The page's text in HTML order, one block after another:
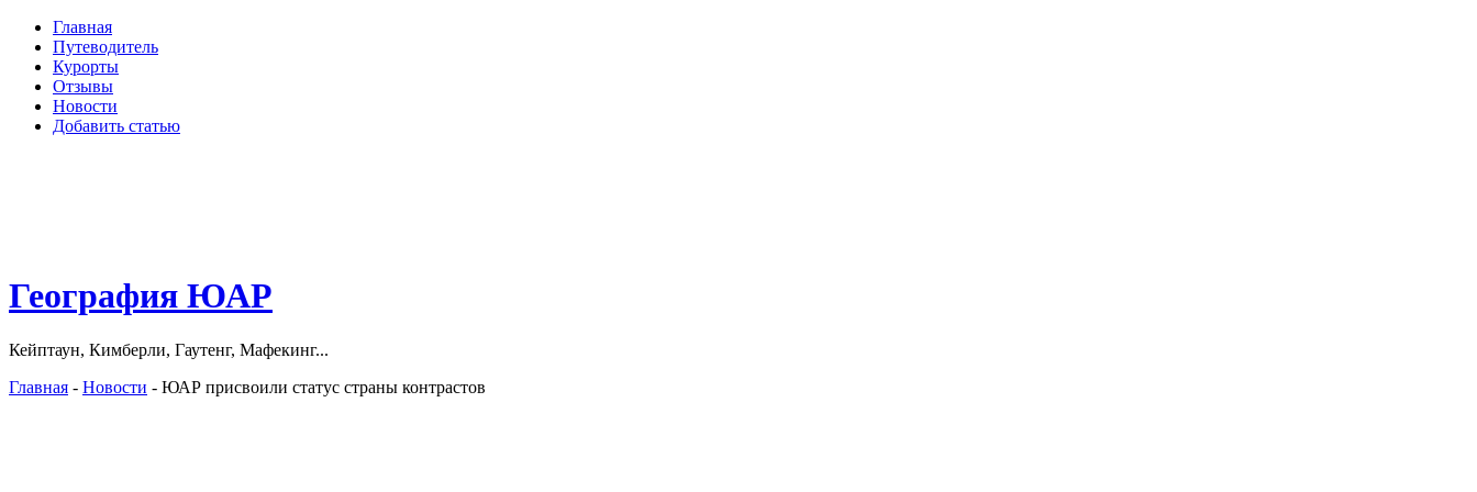
Главная
Путеводитель
Курорты
Отзывы
Новости
Добавить статью
География ЮАР
Кейптаун, Кимберли, Гаутенг, Мафекинг...
Главная - Новости - ЮАР присвоили статус страны контрастов